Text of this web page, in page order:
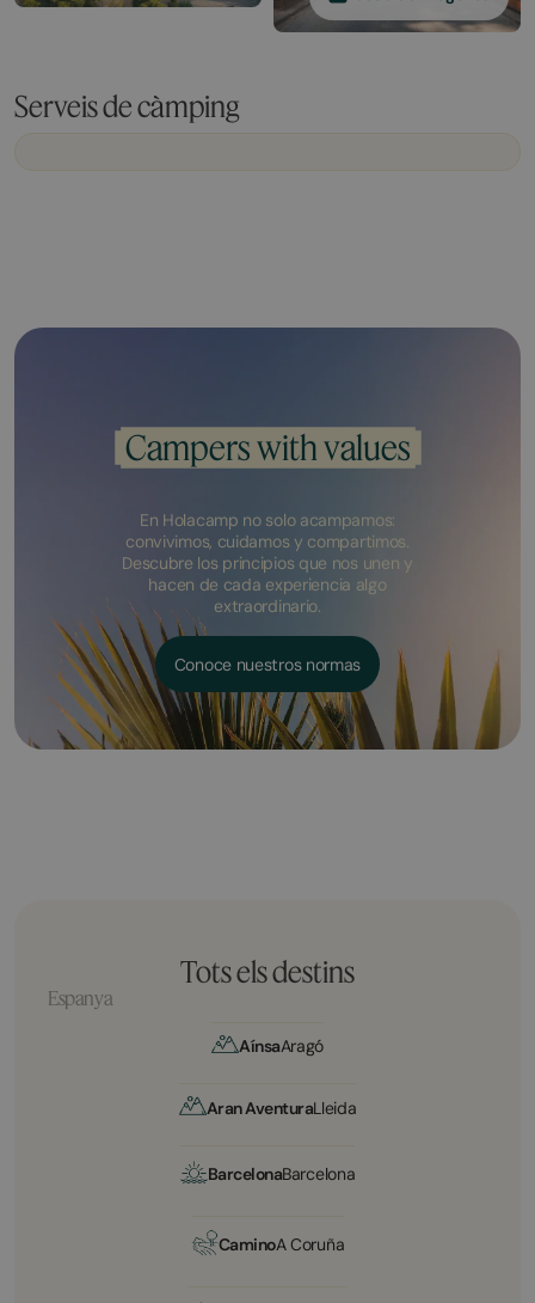
Serveis de càmping
Campers with values
En Holacamp no solo acampamos:
convivimos, cuidamos y compartimos.
Descubre los principios que nos unen y
hacen de cada experiencia algo
extraordinario.
Conoce nuestros normas
Tots els destins
Espanya
AínsaAragó
Aran AventuraLleida
BarcelonaBarcelona
CaminoA Coruña